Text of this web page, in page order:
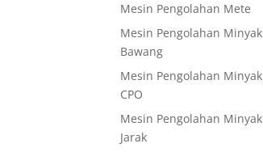
Mesin Pengolahan Mete
Mesin Pengolahan Minyak
Bawang
Mesin Pengolahan Minyak
CPO
Mesin Pengolahan Minyak
Jarak